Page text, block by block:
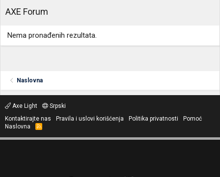
AXE Forum
Nema pronađenih rezultata.
Naslovna
Axe Light
Srpski
Kontaktirajte nas
Pravila i uslovi korišćenja Politika privatnosti
Pomoć
Naslovna
R
S